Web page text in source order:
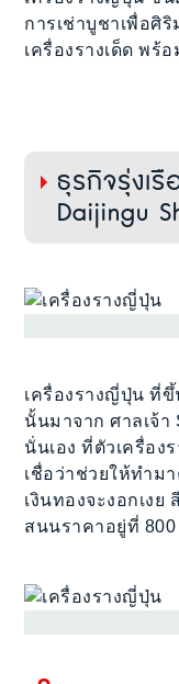
การเช่าบูชาเพื่อศิริ
เครื่องรางเด็ด พร้
ธุรกิจรุ่งเรื
Daijingu
เครื่องรางญี่ปุ่น ที่ขึ้
นั้นมาจาก ศาลเจ้า
นั่นเอง ที่ตัวเครื่อง
เชื่อว่าช่วยให้ทำม
เงินทองจะงอกเงย
สนนราคาอยู่ที่ 800